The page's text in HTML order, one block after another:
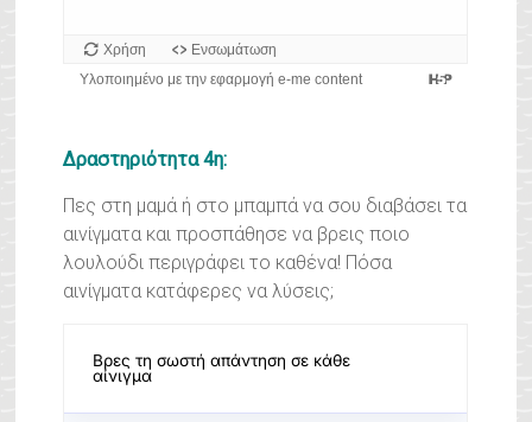
Δραστηριότητα 4η:
Πες στη μαμά ή στο μπαμπά να σου διαβάσει τα
αινίγματα και προσπάθησε να βρεις ποιο
λουλούδι περιγράφει το καθένα! Πόσα
αινίγματα κατάφερες να λύσεις;